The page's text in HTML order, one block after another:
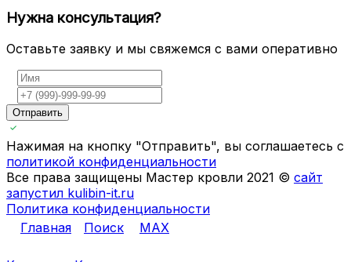
Нужна консультация?
Оставьте заявку и мы свяжемся с вами оперативно
Отправить
Нажимая на кнопку "Отправить", вы соглашаетесь с
политикой конфиденциальности
Все права защищены Мастер кровли 2021 © сайт
запустил kulibin-it.ru
Политика конфиденциальности
Главная
Поиск MAX